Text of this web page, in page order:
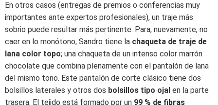
En otros casos (entregas de premios o conferencias muy
importantes ante expertos profesionales), un traje más
sobrio puede resultar más pertinente. Para, nuevamente, no
caer en lo monótono, Sandro tiene la chaqueta de traje de
lana color topo; una chaqueta de un intenso color marrón
chocolate que combina plenamente con el pantalón de lana
del mismo tono. Este pantalón de corte clásico tiene dos
bolsillos laterales y otros dos bolsillos tipo ojal en la parte
trasera. El tejido está formado por un 99 % de fibras